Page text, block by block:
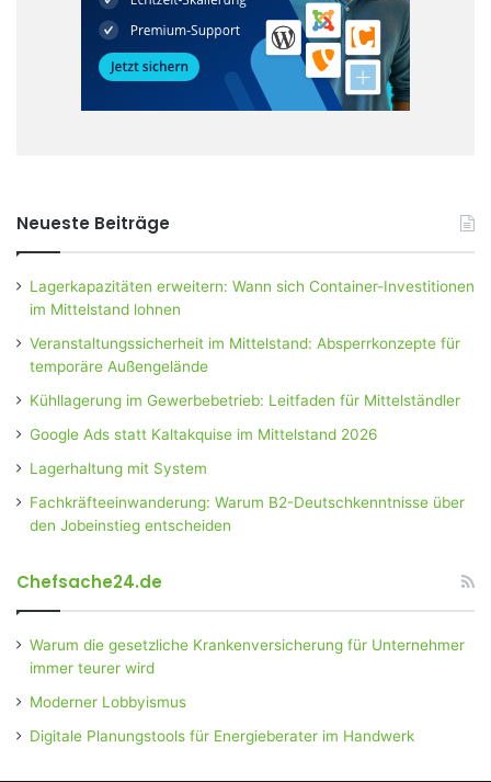
Neueste Beiträge
Lagerkapazitäten erweitern: Wann sich Container-Investitionen
im Mittelstand lohnen
Veranstaltungssicherheit im Mittelstand: Absperrkonzepte für
temporäre Außengelände
Kühllagerung im Gewerbebetrieb: Leitfaden für Mittelständler
Google Ads statt Kaltakquise im Mittelstand 2026
Lagerhaltung mit System
Fachkräfteeinwanderung: Warum B2-Deutschkenntnisse über
den Jobeinstieg entscheiden
Chefsache24.de
Warum die gesetzliche Krankenversicherung für Unternehmer
immer teurer wird
Moderner Lobbyismus
Digitale Planungstools für Energieberater im Handwerk